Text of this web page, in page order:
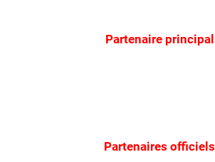
Partenaire principal
Partenaires officiels